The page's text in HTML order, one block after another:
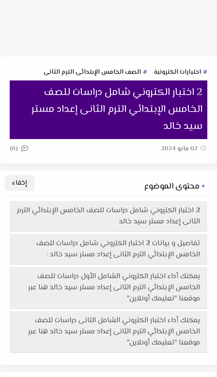
اختبارات الكترونية الصف الخامس الإبتدائى الترم الثانى
2 اختبار الكتروني شامل دراسات للصف
الخامس الإبتدائي الترم الثانى إعداد مستر
سيد خالد
02 مايو 2024 (0)
محتوى الموضوع
2 اختبار الكتروني شامل دراسات للصف الخامس الإبتدائي الترم
الثانى إعداد مستر سيد خالد
تفاصيل و بيانات 2 اختبار الكتروني شامل دراسات للصف
الخامس الإبتدائي الترم الثانى إعداد مستر سيد خالد :
يمكنك أداء اختبار الكتروني الشامل الأول دراسات للصف
الخامس الإبتدائي الترم الثانى إعداد مستر سيد خالد هنا عبر
موقعنا "تعليمك أونلاين"
يمكنك أداء اختبار الكتروني الشامل الثانى دراسات للصف
الخامس الإبتدائي الترم الثانى إعداد مستر سيد خالد هنا عبر
موقعنا "تعليمك أونلاين"